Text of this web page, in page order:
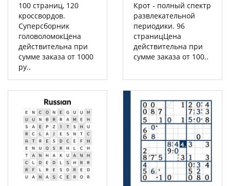
100 страниц, 120
кроссвордов.
Суперсборник
головоломокЦена
действительна при
сумме заказа от 1000
ру..
Крот - полный спектр
развлекательной
периодики. 96
страницЦена
действительна при
сумме заказа от 100..